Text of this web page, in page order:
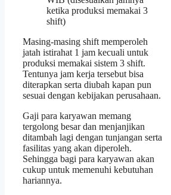
ketika produksi memakai 3
shift)
Masing-masing shift memperoleh
jatah istirahat 1 jam kecuali untuk
produksi memakai sistem 3 shift.
Tentunya jam kerja tersebut bisa
diterapkan serta diubah kapan pun
sesuai dengan kebijakan perusahaan.
Gaji para karyawan memang
tergolong besar dan menjanjikan
ditambah lagi dengan tunjangan serta
fasilitas yang akan diperoleh.
Sehingga bagi para karyawan akan
cukup untuk memenuhi kebutuhan
hariannya.